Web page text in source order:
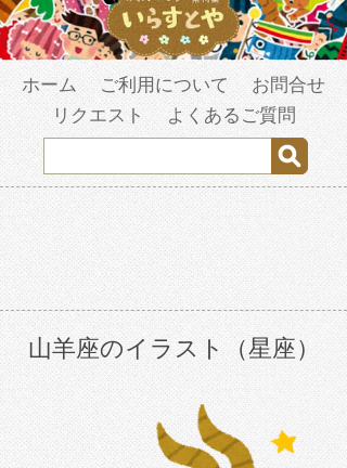
ホーム ご利用について
お問合せ
リクエスト
よくあるご質問
山羊座のイラスト（星座）